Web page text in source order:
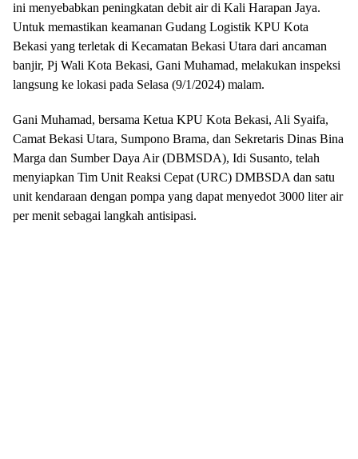
ini menyebabkan peningkatan debit air di Kali Harapan Jaya.
Untuk memastikan keamanan Gudang Logistik KPU Kota
Bekasi yang terletak di Kecamatan Bekasi Utara dari ancaman
banjir, Pj Wali Kota Bekasi, Gani Muhamad, melakukan inspeksi
langsung ke lokasi pada Selasa (9/1/2024) malam.
Gani Muhamad, bersama Ketua KPU Kota Bekasi, Ali Syaifa,
Camat Bekasi Utara, Sumpono Brama, dan Sekretaris Dinas Bina
Marga dan Sumber Daya Air (DBMSDA), Idi Susanto, telah
menyiapkan Tim Unit Reaksi Cepat (URC) DMBSDA dan satu
unit kendaraan dengan pompa yang dapat menyedot 3000 liter air
per menit sebagai langkah antisipasi.